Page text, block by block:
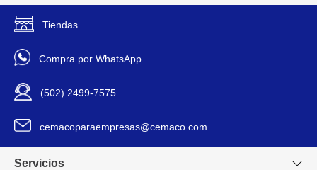
Tiendas
Compra por WhatsApp
(502) 2499-7575
cemacoparaempresas@cemaco.com
Servicios